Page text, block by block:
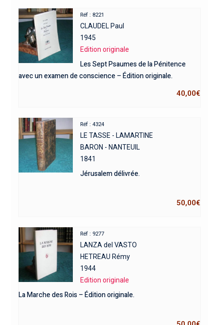
Réf : 8221
CLAUDEL Paul
1945
Edition originale
Les Sept Psaumes de la Pénitence
avec un examen de conscience – Édition originale.
40,00€
Réf : 4324
LE TASSE - LAMARTINE
BARON - NANTEUIL
1841
Jérusalem délivrée.
50,00€
Réf : 9277
LANZA del VASTO
HETREAU Rémy
1944
Edition originale
La Marche des Rois – Édition originale.